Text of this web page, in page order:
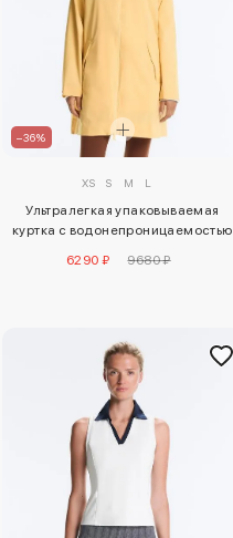
–36%
XS S M L
Ультралегкая упаковываемая
куртка с водонепроницаемостью
6290 ₽ 9680 ₽